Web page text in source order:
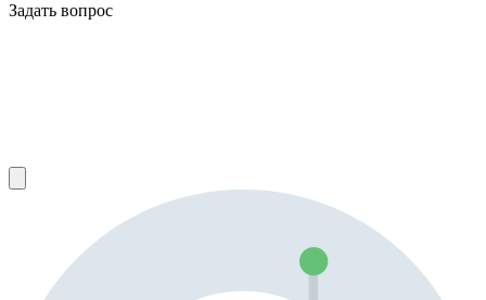
Задать вопрос